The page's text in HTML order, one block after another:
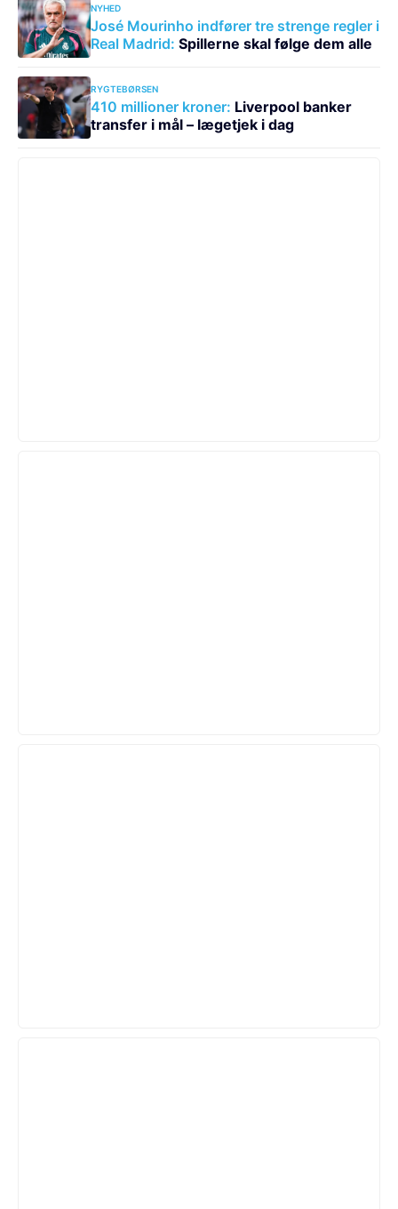
NYHED
José Mourinho indfører tre strenge regler i
Real Madrid: Spillerne skal følge dem alle
RYGTEBØRSEN
410 millioner kroner: Liverpool banker
transfer i mål – lægetjek i dag